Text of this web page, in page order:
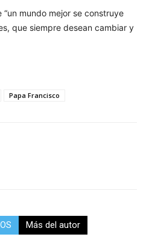
mundo mejor se construye
que siempre desean cambiar y
Papa Francisco
Más del autor